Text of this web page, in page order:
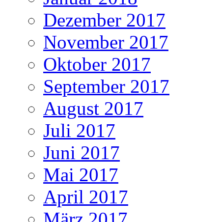
Dezember 2017
November 2017
Oktober 2017
September 2017
August 2017
Juli 2017
Juni 2017
Mai 2017
April 2017